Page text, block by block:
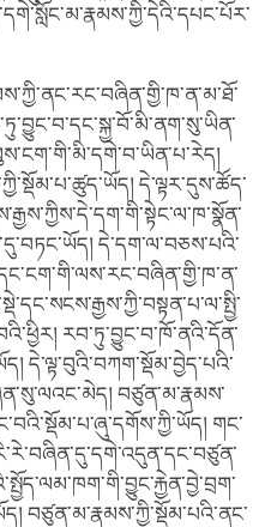
དེ་ལྟར་དུས་ཚོད་
དེ་དག་ལ་བཅས་པའི་
རབ་ཏུ་བྱུང་བ་ཁོ་ནའི་དོན་
དེ་ལྟ་བུའི་བཀག་སྡོམ་བྱེད་པའི་
བཙུན་མ་རྣམས་
གང་
བཙུན་མ་རྣམས་ཀྱི་སྡོམ་པའི་ནང་